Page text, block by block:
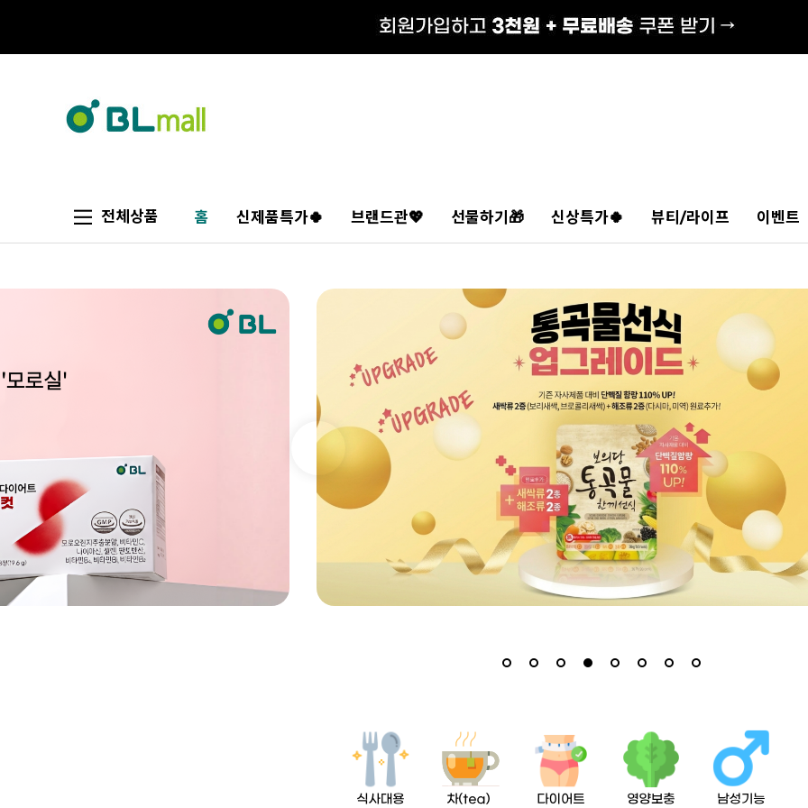
전체상품 홈 신제품특가🍀 브랜드관💖 선물하기🎁 신상특가🍀 뷰티/라이프 이벤트